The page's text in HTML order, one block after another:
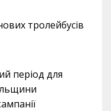
тролейбусів
період для